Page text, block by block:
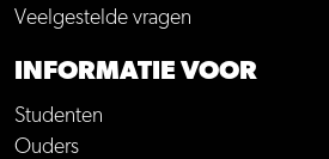
Veelgestelde vragen
INFORMATIE VOOR
Studenten
Ouders